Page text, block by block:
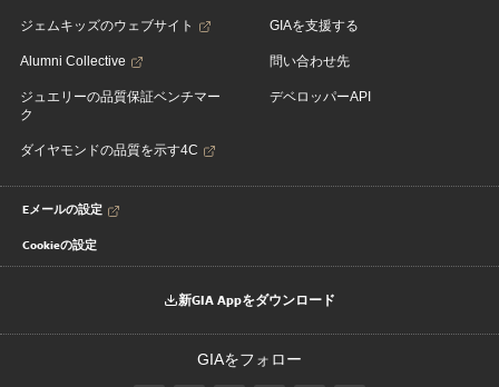
ジェムキッズのウェブサイト
Alumni Collective
ジュエリーの品質保証ベンチマー
ク
ダイヤモンドの品質を示す4C
GIAを支援する
問い合わせ先
デベロッパーAPI
Eメールの設定
Cookieの設定
新GIA Appをダウンロード
GIAをフォロー